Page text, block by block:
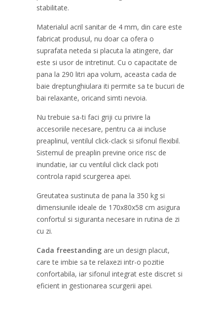
stabilitate.
Materialul acril sanitar de 4 mm, din care este
fabricat produsul, nu doar ca ofera o
suprafata neteda si placuta la atingere, dar
este si usor de intretinut. Cu o capacitate de
pana la 290 litri apa volum, aceasta cada de
baie dreptunghiulara iti permite sa te bucuri de
bai relaxante, oricand simti nevoia.
Nu trebuie sa-ti faci griji cu privire la
accesoriile necesare, pentru ca ai incluse
preaplinul, ventilul click-clack si sifonul flexibil.
Sistemul de preaplin previne orice risc de
inundatie, iar cu ventilul click clack poti
controla rapid scurgerea apei.
Greutatea sustinuta de pana la 350 kg si
dimensiunile ideale de 170x80x58 cm asigura
confortul si siguranta necesare in rutina de zi
cu zi.
Cada freestanding are un design placut,
care te imbie sa te relaxezi intr-o pozitie
confortabila, iar sifonul integrat este discret si
eficient in gestionarea scurgerii apei.